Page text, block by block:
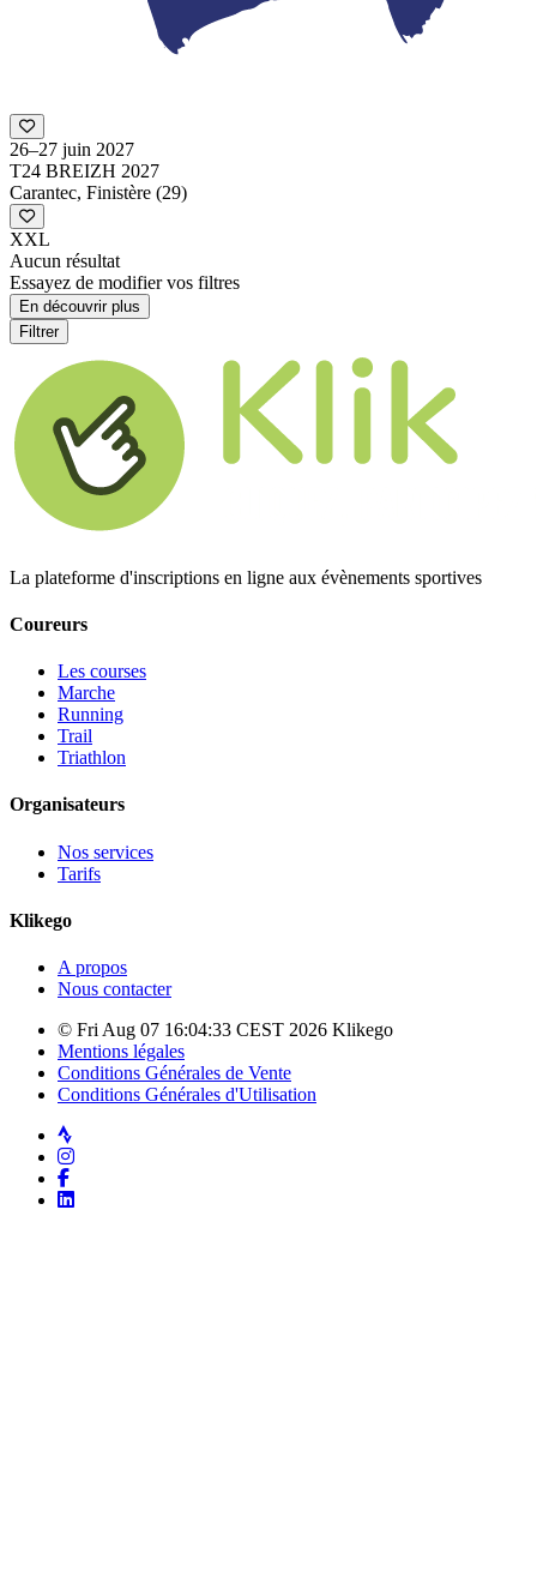
26–27 juin 2027
T24 BREIZH 2027
Carantec, Finistère (29)
XXL
Aucun résultat
Essayez de modifier vos filtres
En découvrir plus
Filtrer
La plateforme d'inscriptions en ligne aux évènements sportives
Coureurs
Les courses
Marche
Running
Trail
Triathlon
Organisateurs
Nos services
Tarifs
Klikego
A propos
Nous contacter
© Fri Aug 07 16:04:33 CEST 2026 Klikego
Mentions légales
Conditions Générales de Vente
Conditions Générales d'Utilisation
Strava
Instagram
Facebook
LinkedIn